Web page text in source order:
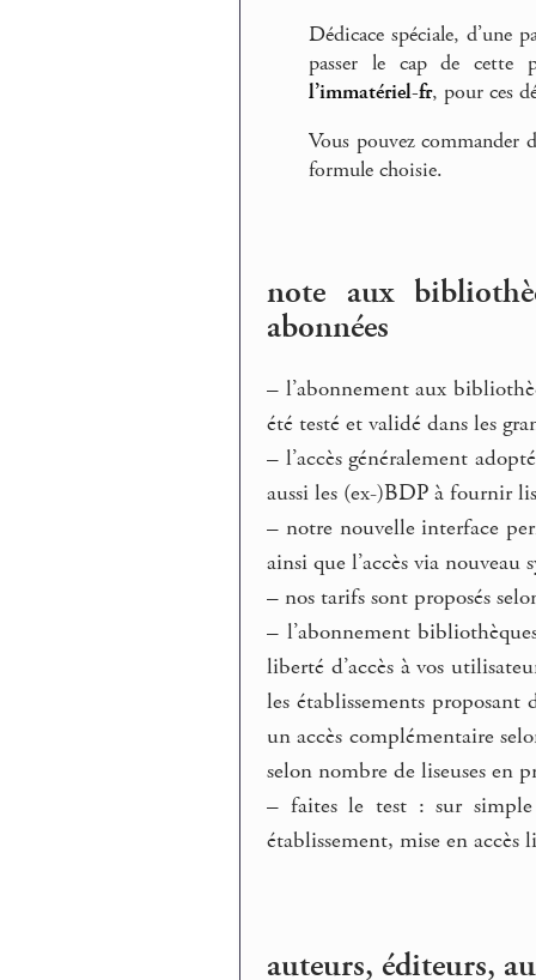
Dédicace spéciale, d’une
passer le cap de cette
l’immatériel-fr, pour ces
Vous pouvez commander
formule choisie.
note aux
abonnées
– l’abonnement aux
été testé et validé dans les
– l’accès généralement
aussi les (ex-)BDP à fournir
– notre nouvelle interface
ainsi que l’accès via
– nos tarifs sont proposés
– l’abonnement
liberté d’accès à vos
les établissements proposant
un accès complémentaire
selon nombre de liseuses en
– faites le test : sur
établissement, mise en
auteurs, éditeurs,